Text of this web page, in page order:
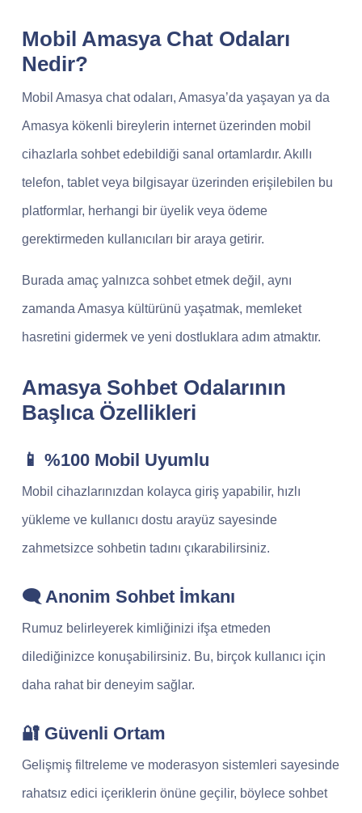
Mobil Amasya Chat Odaları
Nedir?
Mobil Amasya chat odaları, Amasya’da yaşayan ya da
Amasya kökenli bireylerin internet üzerinden mobil
cihazlarla sohbet edebildiği sanal ortamlardır. Akıllı
telefon, tablet veya bilgisayar üzerinden erişilebilen bu
platformlar, herhangi bir üyelik veya ödeme
gerektirmeden kullanıcıları bir araya getirir.
Burada amaç yalnızca sohbet etmek değil, aynı
zamanda Amasya kültürünü yaşatmak, memleket
hasretini gidermek ve yeni dostluklara adım atmaktır.
Amasya Sohbet Odalarının
Başlıca Özellikleri
📱 %100 Mobil Uyumlu
Mobil cihazlarınızdan kolayca giriş yapabilir, hızlı
yükleme ve kullanıcı dostu arayüz sayesinde
zahmetsizce sohbetin tadını çıkarabilirsiniz.
🗨️ Anonim Sohbet İmkanı
Rumuz belirleyerek kimliğinizi ifşa etmeden
dilediğinizce konuşabilirsiniz. Bu, birçok kullanıcı için
daha rahat bir deneyim sağlar.
🔐 Güvenli Ortam
Gelişmiş filtreleme ve moderasyon sistemleri sayesinde
rahatsız edici içeriklerin önüne geçilir, böylece sohbet